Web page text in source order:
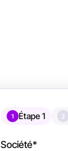
1 Étape 1 2
Société*